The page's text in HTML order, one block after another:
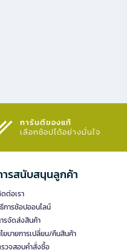
การันตีของแท้
เลือกช้อปได้อย่างมั่นใจ​
รสนับสนุนลูกค้า
ต่อเรา
การช้อปออนไลน์
รจัดส่งสินค้า
ยบายการเปลี่ยน/คืนสินค้า
วจสอบคำสั่งซื้อ